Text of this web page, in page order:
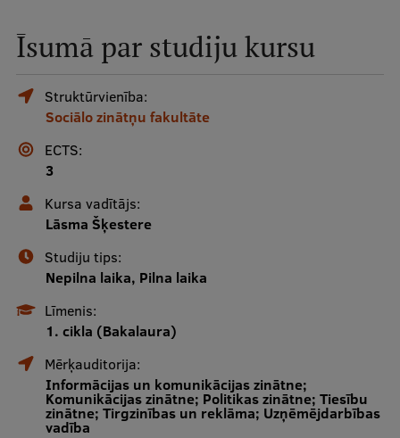
galvenā
izvēlne
Studiju iespējas
Pamatstudiju programmas
Maģistra studiju programmas
Rezidentūra
Uzņemšana
Par RSU
Īsumā par studiju kursu
Struktūrvienība:
Sociālo zinātņu fakultāte
ECTS:
3
Kursa vadītājs:
Lāsma Šķestere
Studiju tips:
Nepilna laika, Pilna laika
Līmenis:
1. cikla (Bakalaura)
Mērķauditorija:
Informācijas un komunikācijas zinātne;
Komunikācijas zinātne; Politikas zinātne; Tiesību
zinātne; Tirgzinības un reklāma; Uzņēmējdarbības
vadība